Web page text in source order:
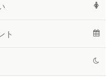
ト